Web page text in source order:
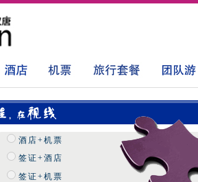
酒店+机票
签证+机票
签证+酒店